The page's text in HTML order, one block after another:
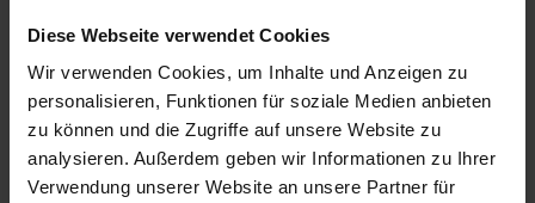
Diese Webseite verwendet Cookies
Wir verwenden Cookies, um Inhalte und Anzeigen zu
personalisieren, Funktionen für soziale Medien anbieten
zu können und die Zugriffe auf unsere Website zu
analysieren. Außerdem geben wir Informationen zu Ihrer
Verwendung unserer Website an unsere Partner für
ganze Reihe technischer Aspekte eine wichtige
Rolle.
Mit unserem Online-Seminar möchten wir Ihnen